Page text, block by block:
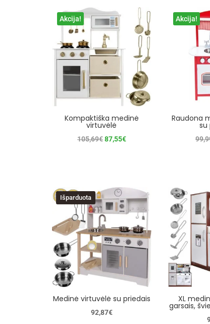
Akcija!
Kompaktiška medinė
virtuvėlė
105,69€Original
87,55€Current
Akcija!
Raudona
su
Išparduota
Medinė virtuvėlė su priedais
92,87€
XL
garsais,